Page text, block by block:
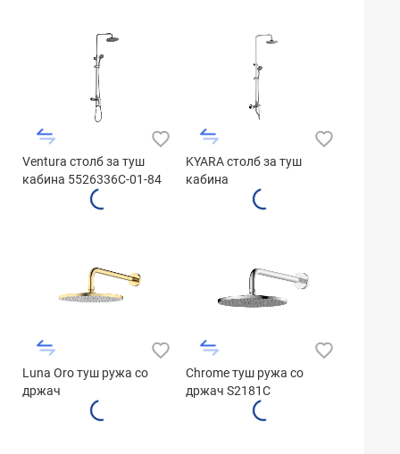
Ventura столб за туш
кабина 5526336C-01-84
KYARA столб за туш
кабина
Luna Oro туш ружа со
држач
Chrome туш ружа со
држач S2181C